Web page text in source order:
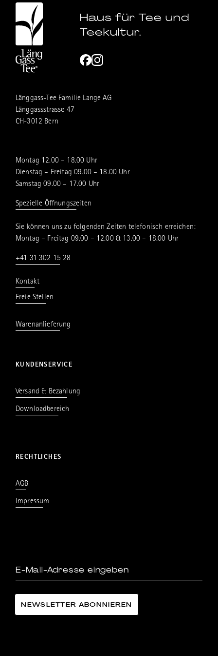
Haus für Tee und
Teekultur.
Länggass-Tee Familie Lange AG
Länggassstrasse 47
CH-3012 Bern
Montag 12.00 – 18.00 Uhr
Dienstag – Freitag 09.00 – 18.00 Uhr
Samstag 09.00 – 17.00 Uhr
Spezielle Öffnungszeiten
Sie können uns zu folgenden Zeiten telefonisch erreichen:
Montag – Freitag 09.00 – 12.00 & 13.00 – 18.00 Uhr
+41 31 302 15 28
Kontakt
Freie Stellen
Warenanlieferung
KUNDENSERVICE
Versand & Bezahlung
Downloadbereich
RECHTLICHES
AGB
Impressum